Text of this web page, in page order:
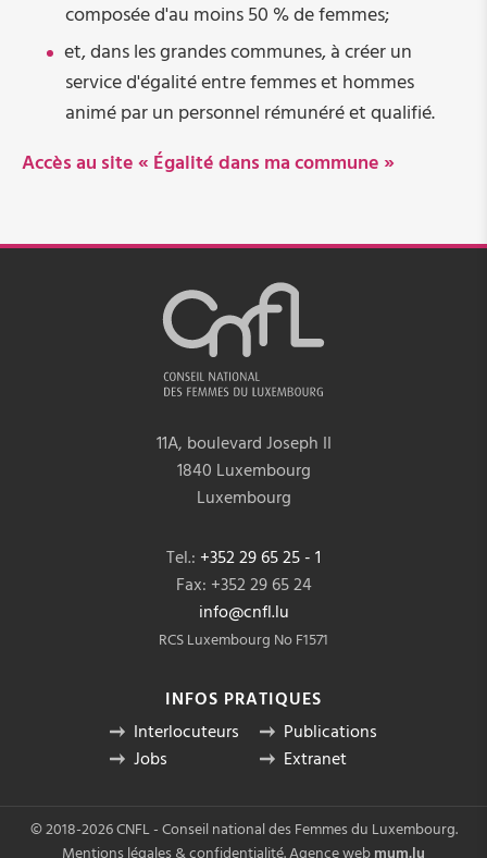
composée d'au moins 50 % de femmes;
et, dans les grandes communes, à créer un
service d'égalité entre femmes et hommes
animé par un personnel rémunéré et qualifié.
Accès au site « Égalité dans ma commune »
11A, boulevard Joseph II
1840 Luxembourg
Luxembourg
Tel.: +352 29 65 25 - 1
Fax: +352 29 65 24
info@cnfl.lu
RCS Luxembourg No F1571
INFOS PRATIQUES
Interlocuteurs
Jobs
Publications
Extranet
© 2018-2026 CNFL - Conseil national des Femmes du Luxembourg.
Mentions légales & confidentialité.Agence web mum.lu